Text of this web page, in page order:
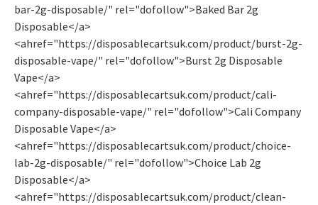
bar-2g-disposable/" rel="dofollow">Baked Bar 2g
Disposable</a>
<ahref="https://disposablecartsuk.com/product/burst-2g-
disposable-vape/" rel="dofollow">Burst 2g Disposable
Vape​</a>
<ahref="https://disposablecartsuk.com/product/cali-
company-disposable-vape/" rel="dofollow">Cali Company
Disposable Vape​</a>
<ahref="https://disposablecartsuk.com/product/choice-
lab-2g-disposable/" rel="dofollow">Choice Lab 2g
Disposable</a>
<ahref="https://disposablecartsuk.com/product/clean-